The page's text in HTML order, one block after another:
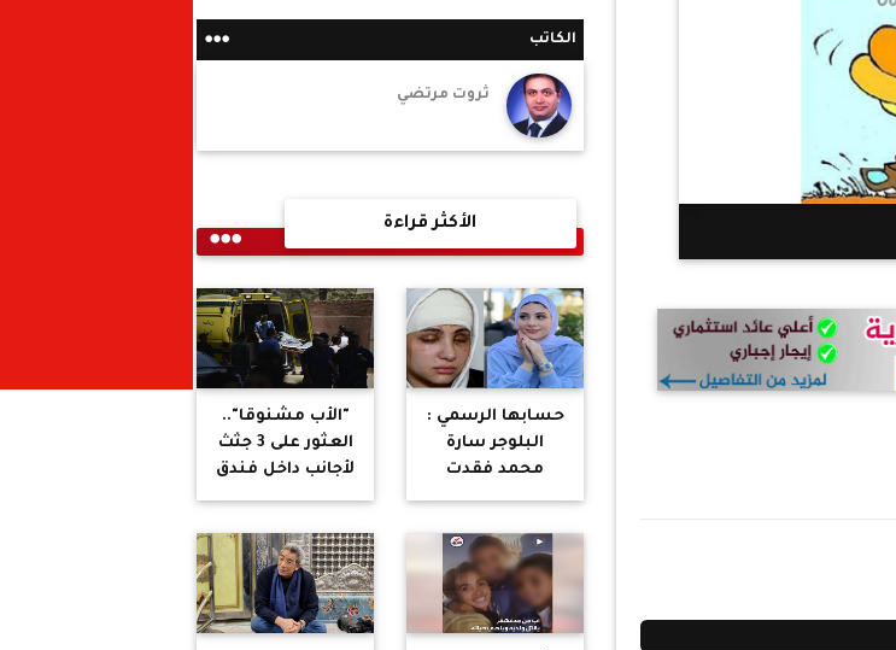
الكاتب
ثروت مرتضي
الأكثر قراءة
حسابها الرسمي :
البلوجر سارة
محمد فقدت
البصر نهائيا
"الأب مشنوقا"..
العثور على 3 جثث
لأجانب داخل فندق
بالاسكندرية